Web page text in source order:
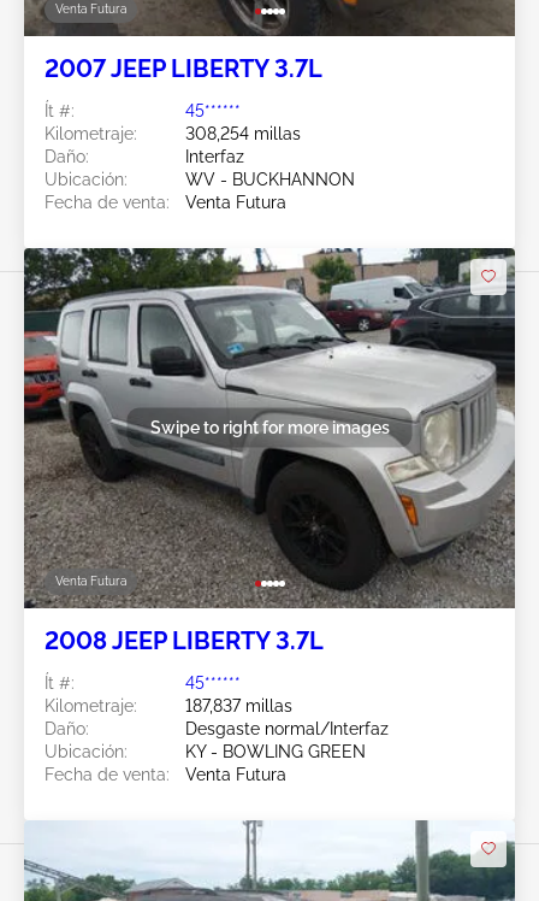
Venta Futura
2007 JEEP LIBERTY 3.7L
Ít #:
45******
Kilometraje:
308,254 millas
Daño:
Interfaz
Ubicación:
WV - BUCKHANNON
Fecha de venta:
Venta Futura
Venta Futura
Swipe to right for more images
2008 JEEP LIBERTY 3.7L
Ít #:
45******
Kilometraje:
187,837 millas
Daño:
Desgaste normal/Interfaz
Ubicación:
KY - BOWLING GREEN
Fecha de venta:
Venta Futura